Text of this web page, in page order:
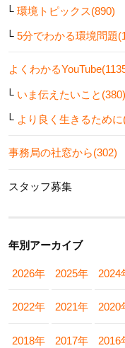
環境トピックス(890)
5分でわかる環境問題
よくわかる
いま伝えたいこと(380)
より良く生きるために
事務局の社窓から(302)
スタッフ募集
年別アーカイブ
2026年 2025年 2024
2022年 2021年 2020
2018年 2017年 2016